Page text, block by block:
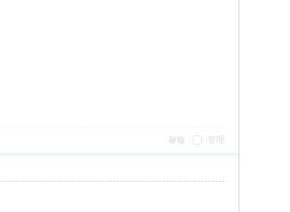
管理
舉報